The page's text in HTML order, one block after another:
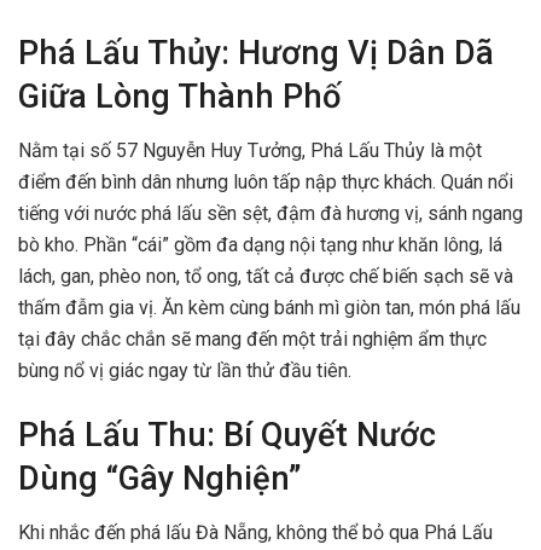
Phá Lấu Thủy: Hương Vị Dân Dã
Giữa Lòng Thành Phố
Nằm tại số 57 Nguyễn Huy Tưởng, Phá Lấu Thủy là một
điểm đến bình dân nhưng luôn tấp nập thực khách. Quán nổi
tiếng với nước phá lấu sền sệt, đậm đà hương vị, sánh ngang
bò kho. Phần “cái” gồm đa dạng nội tạng như khăn lông, lá
lách, gan, phèo non, tổ ong, tất cả được chế biến sạch sẽ và
thấm đẫm gia vị. Ăn kèm cùng bánh mì giòn tan, món phá lấu
tại đây chắc chắn sẽ mang đến một trải nghiệm ẩm thực
bùng nổ vị giác ngay từ lần thử đầu tiên.
Phá Lấu Thu: Bí Quyết Nước
Dùng “Gây Nghiện”
Khi nhắc đến phá lấu Đà Nẵng, không thể bỏ qua Phá Lấu